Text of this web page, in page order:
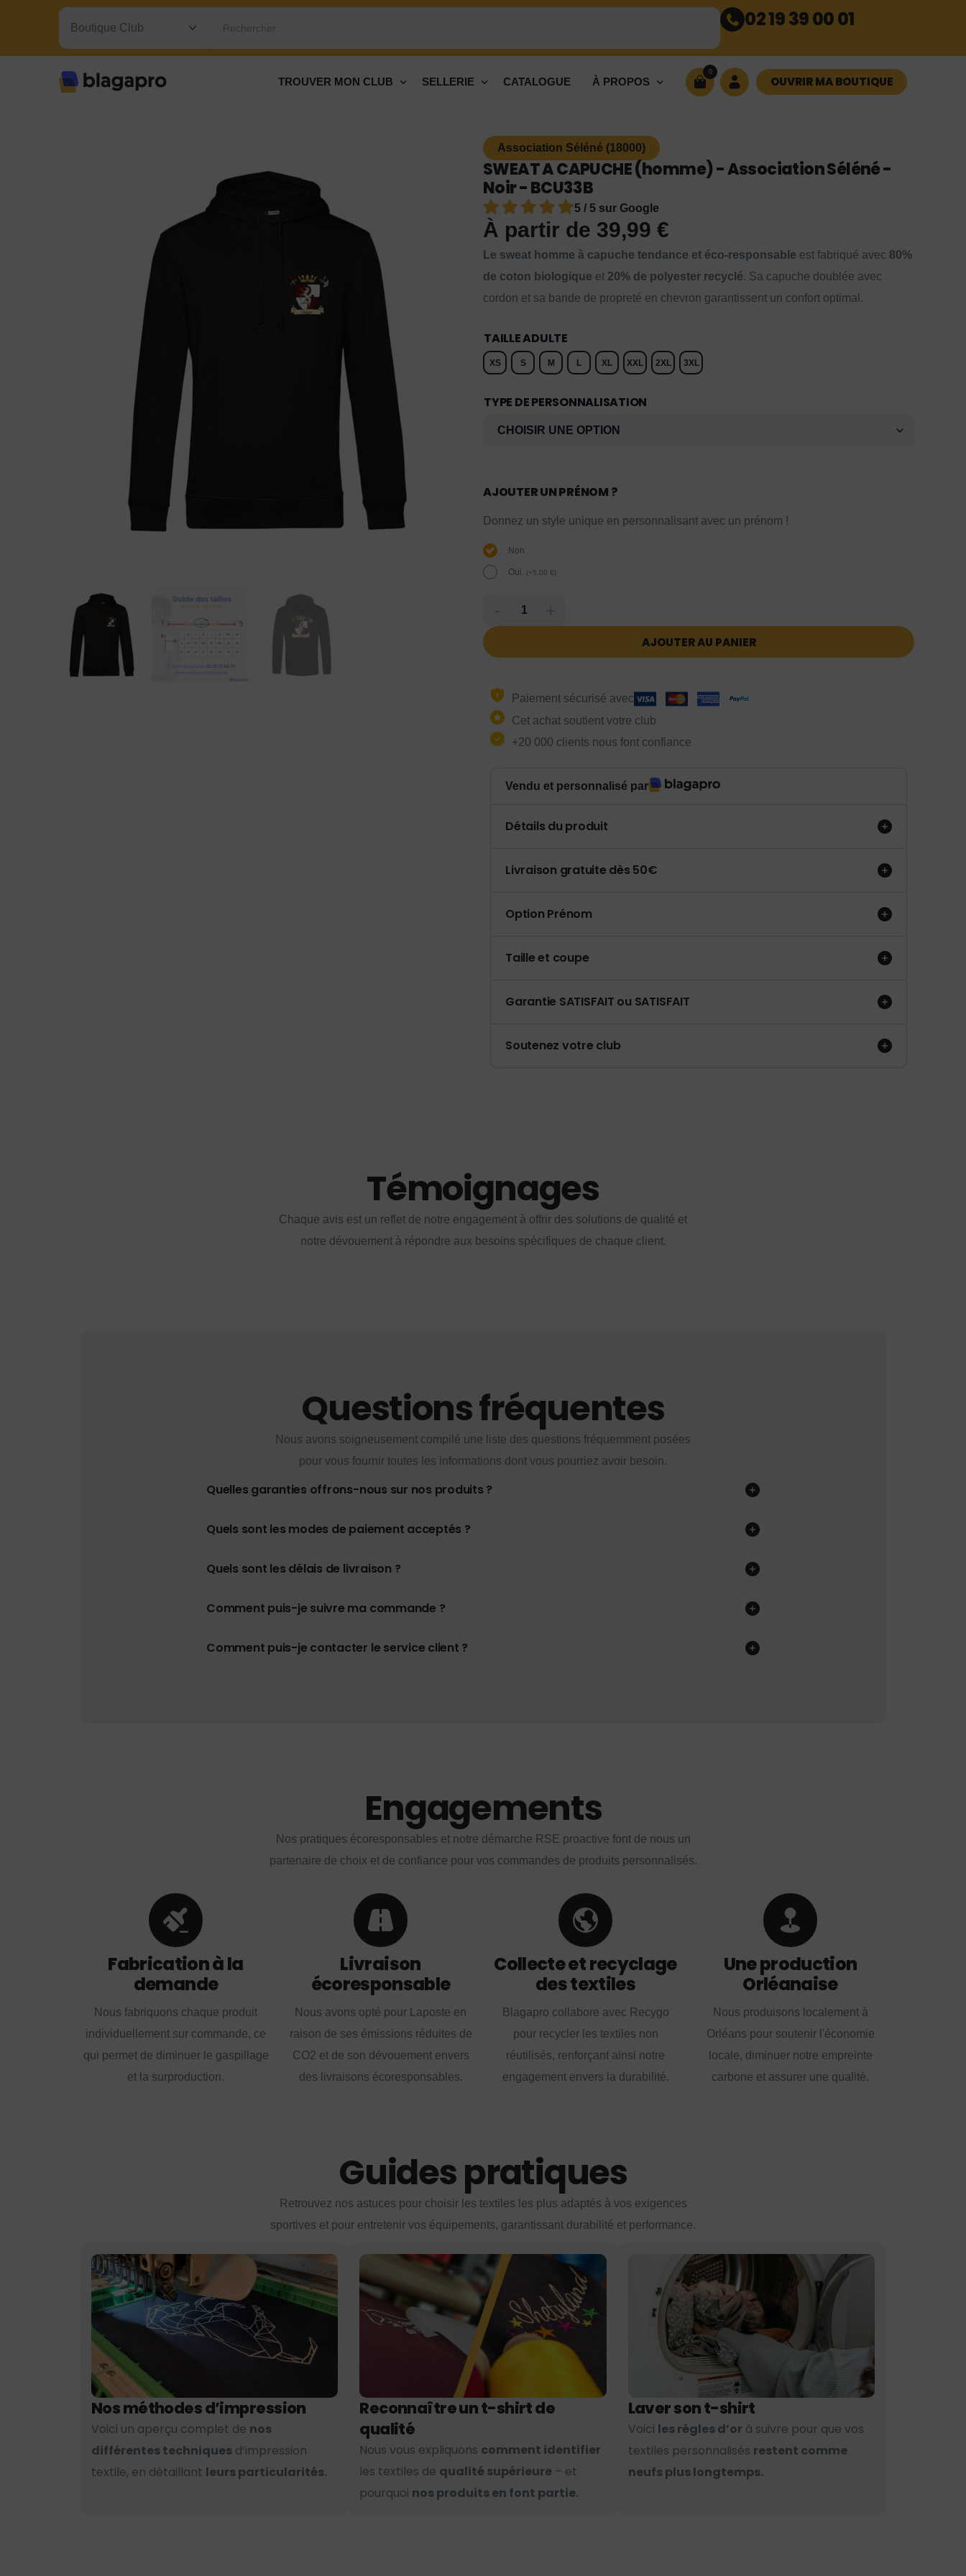
Rechercher… 02 19 39 00 01
TROUVER MON CLUB SELLERIE CATALOGUE À PROPOS
0
OUVRIR MA BOUTIQUE
Association Séléné (18000)
SWEAT A CAPUCHE (homme) - Association Séléné -
Noir - BCU33B
5 / 5 sur Google
À partir de 39,99 €
Le sweat homme à capuche tendance et éco-responsable est fabriqué avec 80%
de coton biologique et 20% de polyester recyclé. Sa capuche doublée avec
cordon et sa bande de propreté en chevron garantissent un confort optimal.
TAILLE ADULTE
XS S M L XL XXL 2XL 3XL
TYPE DE PERSONNALISATION
AJOUTER UN PRÉNOM ?
Donnez un style unique en personnalisant avec un prénom !
Non
Oui. (+5,00 €)
AJOUTER AU PANIER
Paiement sécurisé avec
Cet achat soutient votre club
+20 000 clients nous font confiance
Vendu et personnalisé par
Détails du produit
Livraison gratuite dès 50€
Option Prénom
Taille et coupe
Garantie SATISFAIT ou SATISFAIT
Soutenez votre club
Témoignages
Chaque avis est un reflet de notre engagement à offrir des solutions de qualité et
notre dévouement à répondre aux besoins spécifiques de chaque client.
Questions fréquentes
Nous avons soigneusement compilé une liste des questions fréquemment posées
pour vous fournir toutes les informations dont vous pourriez avoir besoin.
Quelles garanties offrons-nous sur nos produits ?
Quels sont les modes de paiement acceptés ?
Quels sont les délais de livraison ?
Comment puis-je suivre ma commande ?
Comment puis-je contacter le service client ?
Engagements
Nos pratiques écoresponsables et notre démarche RSE proactive font de nous un
partenaire de choix et de confiance pour vos commandes de produits personnalisés.
Fabrication à la
demande
Nous fabriquons chaque produit
individuellement sur commande, ce
qui permet de diminuer le gaspillage
et la surproduction.
Livraison
écoresponsable
Nous avons opté pour Laposte en
raison de ses émissions réduites de
CO2 et de son dévouement envers
des livraisons écoresponsables.
Collecte et recyclage
des textiles
Blagapro collabore avec Recygo
pour recycler les textiles non
réutilisés, renforçant ainsi notre
engagement envers la durabilité.
Une production
Orléanaise
Nous produisons localement à
Orléans pour soutenir l'économie
locale, diminuer notre empreinte
carbone et assurer une qualité.
Guides pratiques
Retrouvez nos astuces pour choisir les textiles les plus adaptés à vos exigences
sportives et pour entretenir vos équipements, garantissant durabilité et performance.
Nos méthodes d’impression
Voici un aperçu complet de nos
différentes techniques d’impression
textile, en détaillant leurs particularités.
Reconnaître un t-shirt de
qualité
Nous vous expliquons comment identifier
les textiles de qualité supérieure – et
pourquoi nos produits en font partie.
Laver son t-shirt
Voici les règles d’or à suivre pour que vos
textiles personnalisés restent comme
neufs plus longtemps.